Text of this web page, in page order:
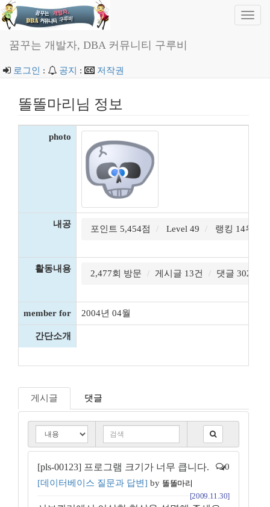
꿈꾸는 개발자, DBA 커뮤니티 구루비
로그인 : 공지 : 저작권
똘똘마리님 정보
photo
내공 포인트 5,454점 Level 49 랭킹 14위
활동내용 2,477회 방문 게시글 13건 댓글 302건
member for 2004년 04월
간단소개
게시글 댓글
[pls-00123] 프로그램 크기가 너무 큽니다. 0
[데이터베이스 질문과 답변] by 똘똘마리
[2009.11.30]